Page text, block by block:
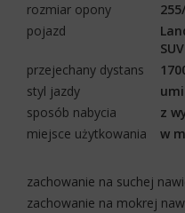
rozmiar opony
pojazd
przejechany dystans
styl jazdy
sposób nabycia
z
miejsce użytkowania
w
zachowanie na suchej
zachowanie na mokrej